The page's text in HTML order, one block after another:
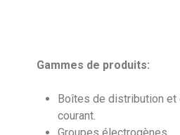
Gammes de produits:
Boîtes de distribution
courant.